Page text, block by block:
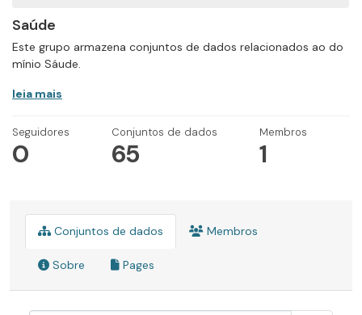
Saúde
Este grupo armazena conjuntos de dados relacionados ao do
mínio Sáude.
leia mais
Seguidores
0
Conjuntos de dados
65
Membros
1
Conjuntos de dados Membros
Sobre Pages